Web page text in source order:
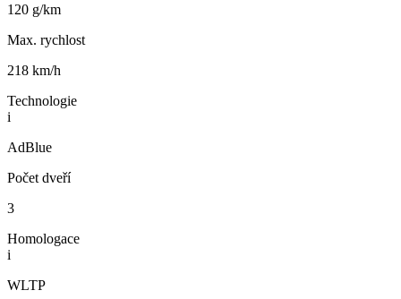
120 g/km
Max. rychlost
218 km/h
Technologie
i
AdBlue
Počet dveří
3
Homologace
i
WLTP